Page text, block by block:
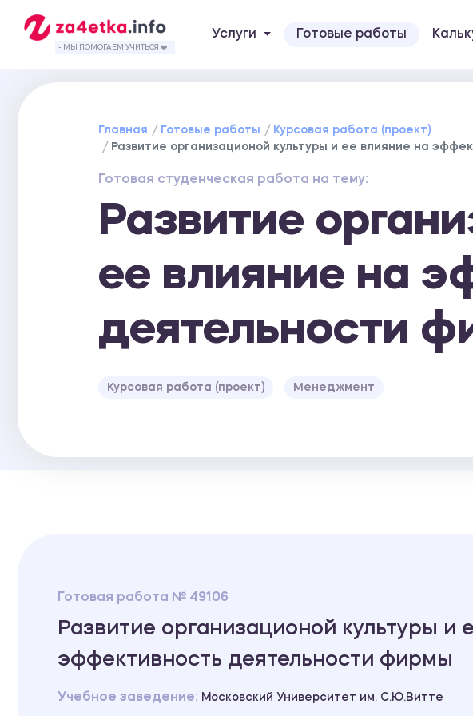
- МЫ ПОМОГАЕМ УЧИТЬСЯ ❤️
Услуги Готовые работы
Главная Готовые работы
Курсовая работа (проект)
Развитие организационой культуры и ее влияние на
Готовая студенческая работа на тему:
Развитие
ее влияние на
деятельности
Курсовая работа (проект) Менеджмент
Готовая работа № 49106
Развитие организационой культуры и
эффективность деятельности фирмы
Учебное заведение: Московский Университет им. С.Ю.Витте